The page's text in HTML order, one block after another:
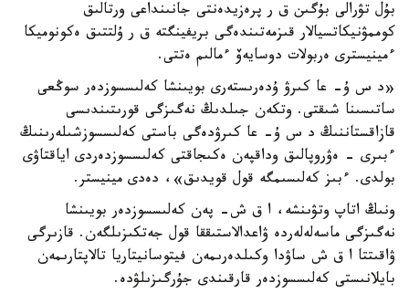
بۇل تۋرالى بۇگىن ق ر پرەزيدەنتى جانىنداعى ورتالىق
كوممۋنيكاتسيالار قىزمەتىندەگى بريفينگتە ق ر ۇلتتىق ەكونوميكا
ءمينيسترى ەربولات دوسايەۆ ءمالىم ەتتى.
«د س ۇ- عا كىرۋ ۇدەرىستەرى بويىنشا كەلىسسوزدەر سوڭعى
ساتىسىنا شىقتى. وتكەن جىلدىڭ نەگىزگى قورىتىندىسى
قازاقستاننىڭ د س ۇ- عا كىرۋدەگى باستى كەلىسسوزشىلەرىنىڭ
ءبىرى - ەۋروپالىق وداقپەن ەكىجاقتى كەلىسسوزدەردى اياقتاۋى
بولدى. ءبىز كەلىسىمگە قول قويدىق»، دەدى مينيستر.
ونىڭ اتاپ وتۋىنشە، ا ق ش- پەن كەلىسسوزدەر بويىنشا
نەگىزگى ماسەلەلەردە ۋاعدالاستىققا قول جەتكىزىلگەن. قازىرگى
ۋاقىتتا ا ق ش ساۋدا وكىلدەرىمەن فيتوسانيتاريا تالاپتارىمەن
بايلانىستى كەلىسسوزدەر قارقىندى جۇرگىزىلۋدە.